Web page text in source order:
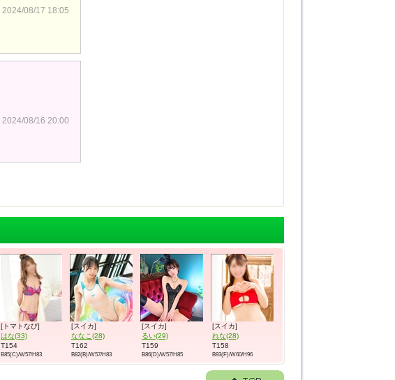
2024/08/17 18:05
2024/08/16 20:00
[トマトなび]
はな(33)
T154
B85(C)/W57/H83
[スイカ]
ななこ(28)
T162
B82(B)/W57/H83
[スイカ]
るい(29)
T159
B86(D)/W57/H85
[スイカ]
れな(28)
T158
B93(F)/W60/H96